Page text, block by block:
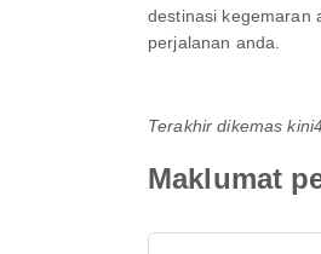
destinasi kegemaran
perjalanan anda.
Terakhir dikemas kini
Maklumat